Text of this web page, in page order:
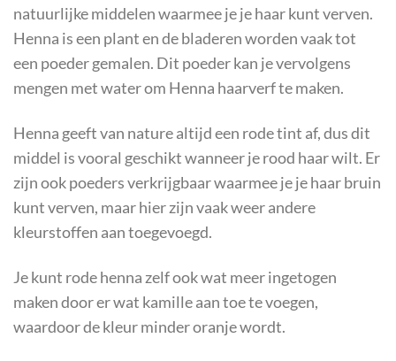
natuurlijke middelen waarmee je je haar kunt verven.
Henna is een plant en de bladeren worden vaak tot
een poeder gemalen. Dit poeder kan je vervolgens
mengen met water om Henna haarverf te maken.
Henna geeft van nature altijd een rode tint af, dus dit
middel is vooral geschikt wanneer je rood haar wilt. Er
zijn ook poeders verkrijgbaar waarmee je je haar bruin
kunt verven, maar hier zijn vaak weer andere
kleurstoffen aan toegevoegd.
Je kunt rode henna zelf ook wat meer ingetogen
maken door er wat kamille aan toe te voegen,
waardoor de kleur minder oranje wordt.